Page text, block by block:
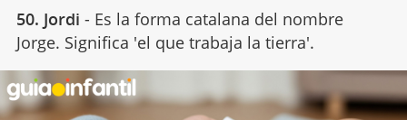
50. Jordi - Es la forma catalana del nombre
Jorge. Significa 'el que trabaja la tierra'.